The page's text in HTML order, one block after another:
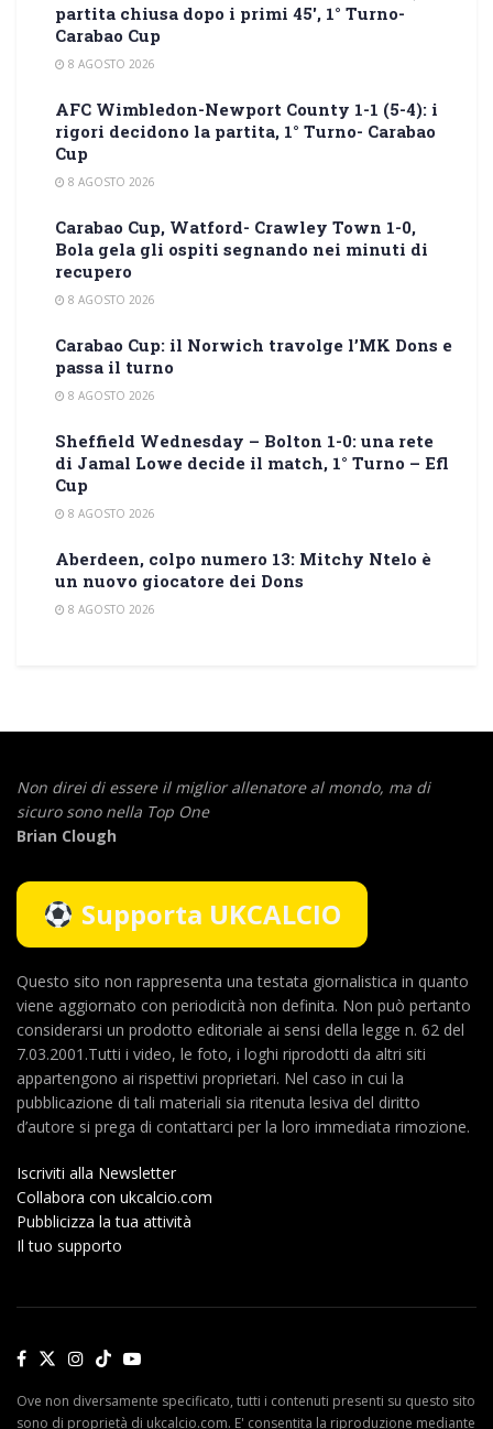
partita chiusa dopo i primi 45′, 1° Turno-
Carabao Cup
8 AGOSTO 2026
AFC Wimbledon-Newport County 1-1 (5-4): i
rigori decidono la partita, 1° Turno- Carabao
Cup
8 AGOSTO 2026
Carabao Cup, Watford- Crawley Town 1-0,
Bola gela gli ospiti segnando nei minuti di
recupero
8 AGOSTO 2026
Carabao Cup: il Norwich travolge l’MK Dons e
passa il turno
8 AGOSTO 2026
Sheffield Wednesday – Bolton 1-0: una rete
di Jamal Lowe decide il match, 1° Turno – Efl
Cup
8 AGOSTO 2026
Aberdeen, colpo numero 13: Mitchy Ntelo è
un nuovo giocatore dei Dons
8 AGOSTO 2026
Non direi di essere il miglior allenatore al mondo, ma di
sicuro sono nella Top One
Brian Clough
Supporta UKCALCIO
Questo sito non rappresenta una testata giornalistica in quanto
viene aggiornato con periodicità non definita. Non può pertanto
considerarsi un prodotto editoriale ai sensi della legge n. 62 del
7.03.2001.Tutti i video, le foto, i loghi riprodotti da altri siti
appartengono ai rispettivi proprietari. Nel caso in cui la
pubblicazione di tali materiali sia ritenuta lesiva del diritto
d’autore si prega di contattarci per la loro immediata rimozione.
Iscriviti alla Newsletter
Collabora con ukcalcio.com
Pubblicizza la tua attività
Il tuo supporto
Ove non diversamente specificato, tutti i contenuti presenti su questo sito
sono di proprietà di ukcalcio.com. E' consentita la riproduzione mediante